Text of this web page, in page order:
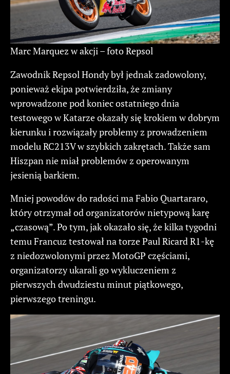
Marc Marquez w akcji – foto Repsol
Zawodnik Repsol Hondy był jednak zadowolony,
ponieważ ekipa potwierdziła, że zmiany
wprowadzone pod koniec ostatniego dnia
testowego w Katarze okazały się krokiem w dobrym
kierunku i rozwiązały problemy z prowadzeniem
modelu RC213V w szybkich zakrętach. Także sam
Hiszpan nie miał problemów z operowanym
jesienią barkiem.
Mniej powodów do radości ma Fabio Quartararo,
który otrzymał od organizatorów nietypową karę
„czasową”. Po tym, jak okazało się, że kilka tygodni
temu Francuz testował na torze Paul Ricard R1-kę
z niedozwolonymi przez MotoGP częściami,
organizatorzy ukarali go wykluczeniem z
pierwszych dwudziestu minut piątkowego,
pierwszego treningu.